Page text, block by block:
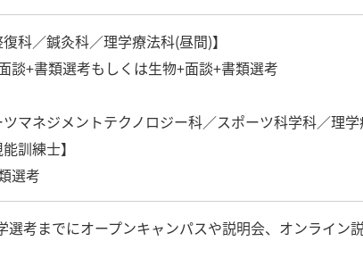
復科／鍼灸科／理学療法科(昼間)】
談+書類選考もしくは生物+面談+書類選考
ツマネジメントテクノロジー科／スポーツ科学科／理
訓練士】
選考
選考までにオープンキャンパスや説明会、オンライン